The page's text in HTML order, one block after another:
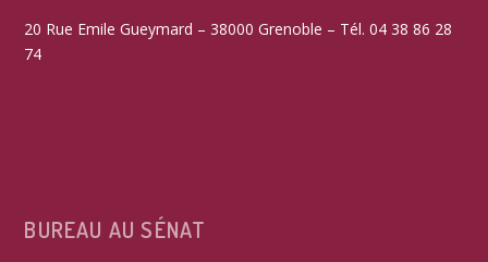
20 Rue Emile Gueymard – 38000 Grenoble – Tél. 04 38 86 28
74
BUREAU AU SÉNAT